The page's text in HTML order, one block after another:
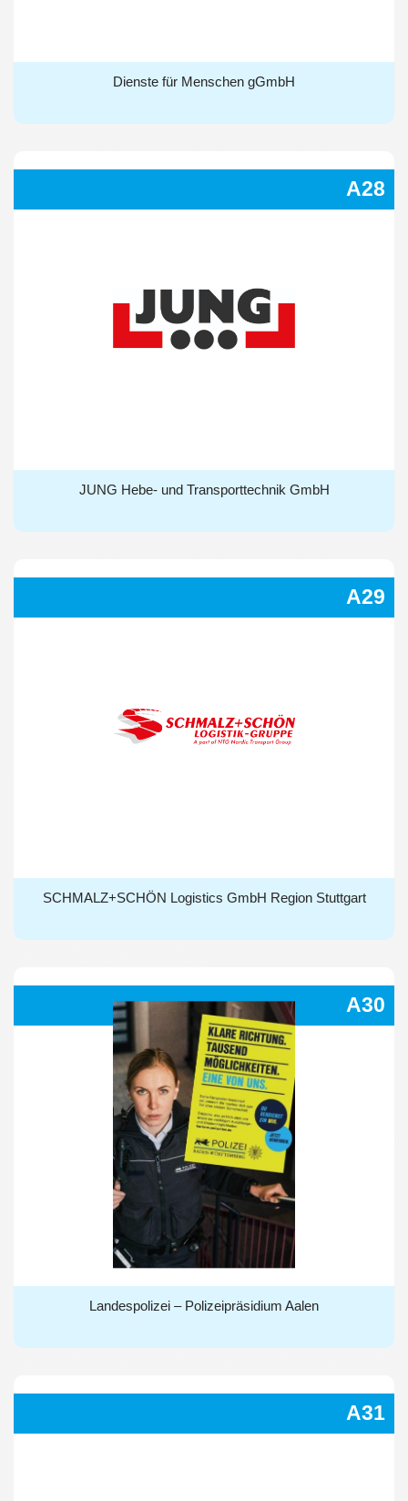
Dienste für Menschen gGmbH
A28
JUNG Hebe- und Transporttechnik GmbH
JUNG Hebe- und Transporttechnik GmbH
A29
SCHMALZ+SCHÖN Logistics GmbH Region Stuttgart
SCHMALZ+SCHÖN Logistics GmbH Region Stuttgart
A30
Landespolizei – Polizeipräsidium Aalen
Landespolizei – Polizeipräsidium Aalen
A31